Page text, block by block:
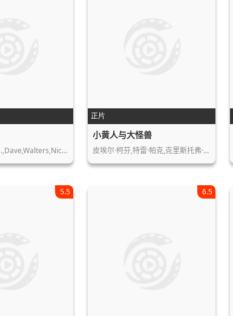
Ashton,Leigh,B.,Dave,Walters,Nick,Mc…
正片
小黄人与大怪兽
皮埃尔·柯芬,特雷·帕克,克里斯托弗·…
5.5 6.5